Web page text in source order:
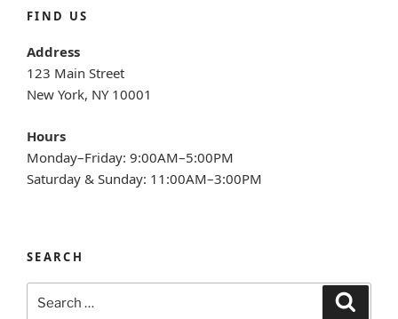
FIND US
Address
123 Main Street
New York, NY 10001
Hours
Monday–Friday: 9:00AM–5:00PM
Saturday & Sunday: 11:00AM–3:00PM
SEARCH